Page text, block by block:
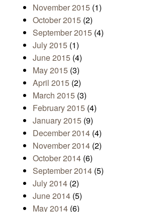
November 2015 (1)
October 2015 (2)
September 2015 (4)
July 2015 (1)
June 2015 (4)
May 2015 (3)
April 2015 (2)
March 2015 (3)
February 2015 (4)
January 2015 (9)
December 2014 (4)
November 2014 (2)
October 2014 (6)
September 2014 (5)
July 2014 (2)
June 2014 (5)
May 2014 (6)